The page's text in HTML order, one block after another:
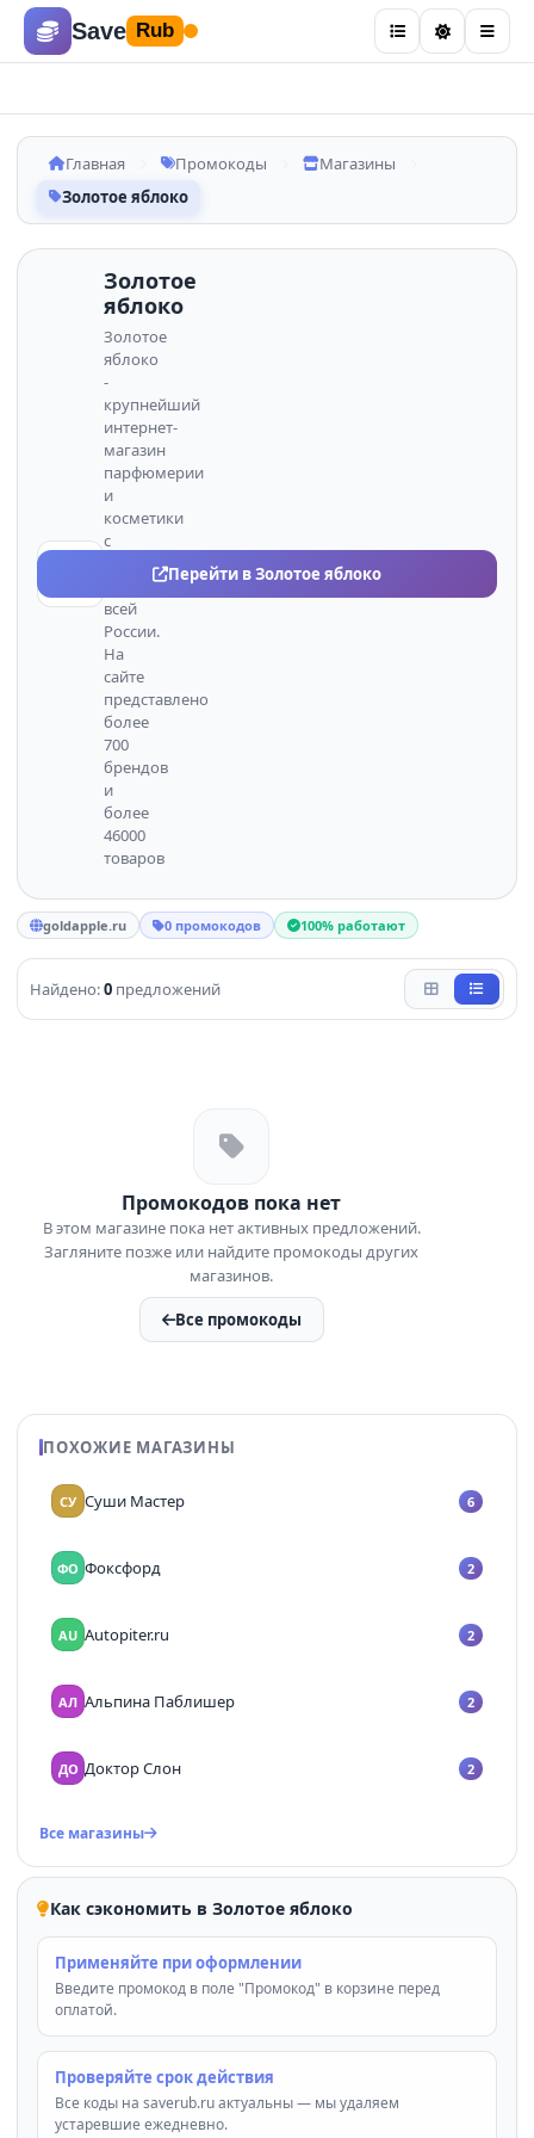
Save Rub
Главная Промокоды
Магазины
Золотое яблоко
Золотое
яблоко
Золотое
яблоко
-
крупнейший
интернет-
магазин
парфюмерии
и
косметики
с
доставкой
всей
России.
На
сайте
представлено
более
700
брендов
и
более
46000
товаров
Перейти в Золотое яблоко
goldapple.ru 0 промокодов 100% работают
Найдено:0 предложений
Промокодов пока нет
В этом магазине пока нет активных предложений.
Загляните позже или найдите промокоды других
магазинов.
Все промокоды
ПОХОЖИЕ МАГАЗИНЫ
СУ Суши Мастер 6
ФО Фоксфорд 2
AU Autopiter.ru 2
АЛ Альпина Паблишер 2
ДО Доктор Слон 2
Все магазины
Как сэкономить в Золотое яблоко
Применяйте при оформлении
Введите промокод в поле "Промокод" в корзине перед
оплатой.
Проверяйте срок действия
Все коды на saverub.ru актуальны — мы удаляем
устаревшие ежедневно.